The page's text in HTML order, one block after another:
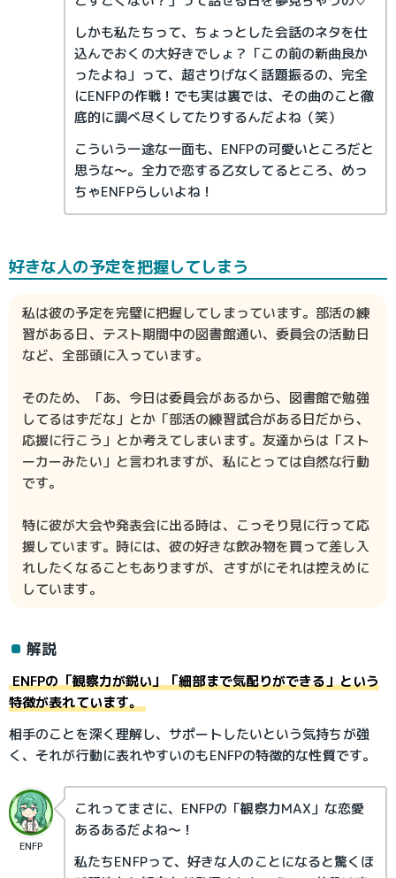
しかも私たちって、ちょっとした会話のネタを仕
込んでおくの大好きでしょ？「この前の新曲良か
ったよね」って、超さりげなく話題振るの、完全
にENFPの作戦！でも実は裏では、その曲のこと徹
底的に調べ尽くしてたりするんだよね（笑）
こういう一途な一面も、ENFPの可愛いところだと
思うな～。全力で恋する乙女してるところ、めっ
ちゃENFPらしいよね！
好きな人の予定を把握してしまう
私は彼の予定を完璧に把握してしまっています。部活の練
習がある日、テスト期間中の図書館通い、委員会の活動日
など、全部頭に入っています。
そのため、「あ、今日は委員会があるから、図書館で勉強
してるはずだな」とか「部活の練習試合がある日だから、
応援に行こう」とか考えてしまいます。友達からは「スト
ーカーみたい」と言われますが、私にとっては自然な行動
です。
特に彼が大会や発表会に出る時は、こっそり見に行って応
援しています。時には、彼の好きな飲み物を買って差し入
れしたくなることもありますが、さすがにそれは控えめに
しています。
解説
ENFPの「観察力が鋭い」「細部まで気配りができる」という
特徴が表れています。
相手のことを深く理解し、サポートしたいという気持ちが強
く、それが行動に表れやすいのもENFPの特徴的な性質です。
ENFP
これってまさに、ENFPの「観察力MAX」な恋愛
あるあるだよね～！
私たちENFPって、好きな人のことになると驚くほ